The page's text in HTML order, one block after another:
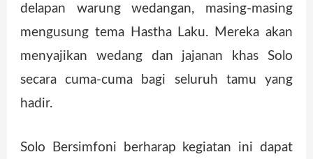
delapan warung wedangan, masing-masing
mengusung tema Hastha Laku. Mereka akan
menyajikan wedang dan jajanan khas Solo
secara cuma-cuma bagi seluruh tamu yang
hadir.
Solo Bersimfoni berharap kegiatan ini dapat